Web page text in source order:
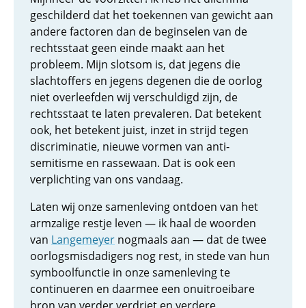
geschilderd dat het toekennen van gewicht aan
andere factoren dan de beginselen van de
rechtsstaat geen einde maakt aan het
probleem. Mijn slotsom is, dat jegens die
slachtoffers en jegens degenen die de oorlog
niet overleefden wij verschuldigd zijn, de
rechtsstaat te laten prevaleren. Dat betekent
ook, het betekent juist, inzet in strijd tegen
discriminatie, nieuwe vormen van anti-
semitisme en rassewaan. Dat is ook een
verplichting van ons vandaag.
Laten wij onze samenleving ontdoen van het
armzalige restje leven — ik haal de woorden
van Langemeyer nogmaals aan — dat de twee
oorlogsmisdadigers nog rest, in stede van hun
symboolfunctie in onze samenleving te
continueren en daarmee een onuitroeibare